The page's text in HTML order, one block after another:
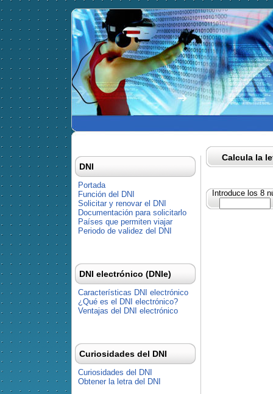
Calcula la
Introduce los 8
DNI
Portada
Función del DNI
Solicitar y renovar el DNI
Documentación para solicitarlo
Países que permiten viajar
Periodo de validez del DNI
DNI electrónico (DNIe)
Características DNI electrónico
¿Qué es el DNI electrónico?
Ventajas del DNI electrónico
Curiosidades del DNI
Curiosidades del DNI
Obtener la letra del DNI